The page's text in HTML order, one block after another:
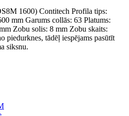
1600) Contitech Profila tips:
mm Garums collās: 63 Platums:
Zobu solis: 8 mm Zobu skaits:
piedurknes, tādēļ iespējams pasūtīt
siksnu.